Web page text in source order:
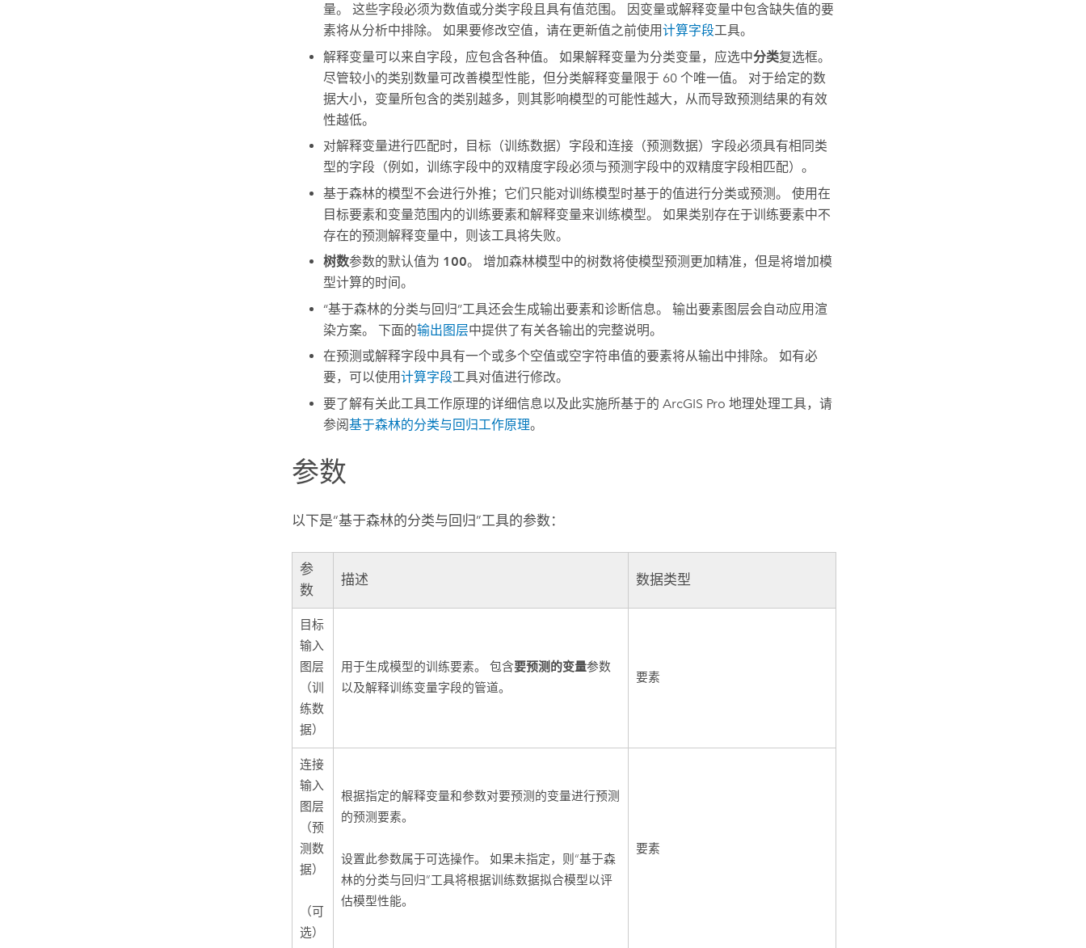
量。 这些字段必须为数值或分类字段且具有值范围。 因变量或解释变量中包含缺失值的要
素将从分析中排除。 如果要修改空值，请在更新值之前使用计算字段工具。
解释变量可以来自字段，应包含各种值。 如果解释变量为分类变量，应选中分类复选框。
尽管较小的类别数量可改善模型性能，但分类解释变量限于 60 个唯一值。 对于给定的数
据大小，变量所包含的类别越多，则其影响模型的可能性越大，从而导致预测结果的有效
性越低。
对解释变量进行匹配时，目标（训练数据）字段和连接（预测数据）字段必须具有相同类
型的字段（例如，训练字段中的双精度字段必须与预测字段中的双精度字段相匹配）。
基于森林的模型不会进行外推；它们只能对训练模型时基于的值进行分类或预测。 使用在
目标要素和变量范围内的训练要素和解释变量来训练模型。 如果类别存在于训练要素中不
存在的预测解释变量中，则该工具将失败。
树数参数的默认值为 100。 增加森林模型中的树数将使模型预测更加精准，但是将增加模
型计算的时间。
“基于森林的分类与回归”工具还会生成输出要素和诊断信息。 输出要素图层会自动应用渲
染方案。 下面的输出图层中提供了有关各输出的完整说明。
在预测或解释字段中具有一个或多个空值或空字符串值的要素将从输出中排除。 如有必
要，可以使用计算字段工具对值进行修改。
要了解有关此工具工作原理的详细信息以及此实施所基于的 ArcGIS Pro 地理处理工具，请
参阅基于森林的分类与回归工作原理。
参数
以下是“基于森林的分类与回归”工具的参数：
参
数
描述 数据类型
目标
输入
图层
（训
练数
据）
用于生成模型的训练要素。 包含要预测的变量参数
以及解释训练变量字段的管道。
要素
连接
输入
图层
（预
测数
据）
（可
选）
根据指定的解释变量和参数对要预测的变量进行预测
的预测要素。
设置此参数属于可选操作。 如果未指定，则“基于森
林的分类与回归”工具将根据训练数据拟合模型以评
估模型性能。
要素